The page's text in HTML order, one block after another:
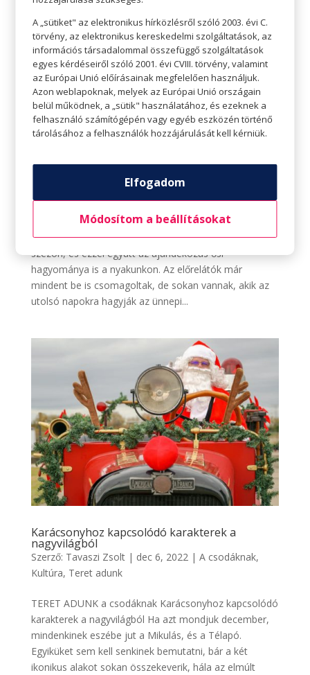
megkönnyítéséhez
|dec 13, 2022
Kultúra, Teret adunk
TERET ADUNK a csodáknak A legjobb tippek az
ajándékozás megkönnyítéséhez Máris itt az ünnepi
szezon, és ezzel együtt az ajándékozás ősi
hagyománya is a nyakunkon. Az előrelátók már
mindent be is csomagoltak, de sokan vannak, akik az
utolsó napokra hagyják az ünnepi...
Karácsonyhoz kapcsolódó karakterek a
nagyvilágból
Szerző: Tavaszi Zsolt| dec 6, 2022| A csodáknak,
Kultúra, Teret adunk
TERET ADUNK a csodáknak Karácsonyhoz kapcsolódó
karakterek a nagyvilágból Ha azt mondjuk december,
mindenkinek eszébe jut a Mikulás, és a Télapó.
Egyiküket sem kell senkinek bemutatni, bár a két
ikonikus alakot sokan összekeverik, hála az elmúlt
A „sütiket" az elektronikus hírközlésről szóló 2003. évi C.
törvény, az elektronikus kereskedelmi szolgáltatások, az
információs társadalommal összefüggő szolgáltatások
egyes kérdéseiről szóló 2001. évi CVIII. törvény, valamint
az Európai Unió előírásainak megfelelően használjuk.
Azon weblapoknak, melyek az Európai Unió országain
belül működnek, a „sütik" használatához, és ezeknek a
felhasználó számítógépén vagy egyéb eszközén történő
tárolásához a felhasználók hozzájárulását kell kérniük.
Elfogadom
Módosítom a beállításokat